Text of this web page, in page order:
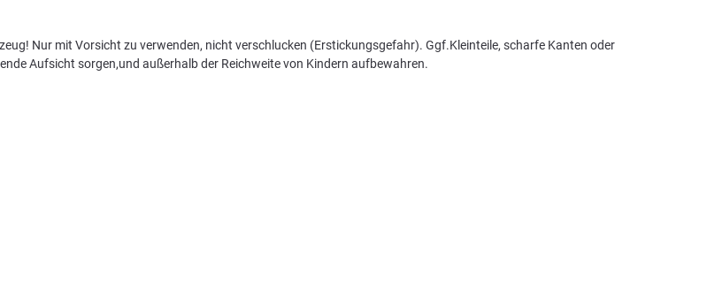
Nur mit Vorsicht zu verwenden, nicht verschlucken (Erstickungsgefahr). Ggf.Kleinteile, scharfe Kanten oder
Aufsicht sorgen,und außerhalb der Reichweite von Kindern aufbewahren.